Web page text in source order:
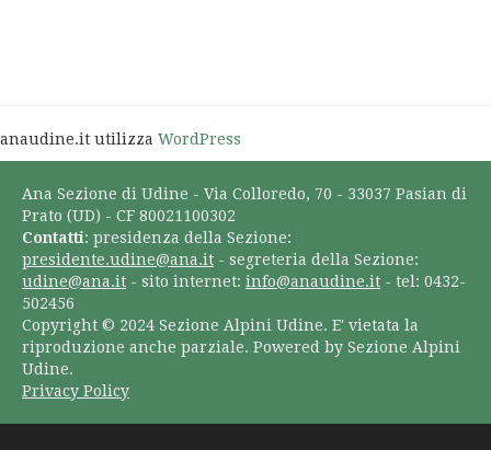
anaudine.it utilizza WordPress
Ana Sezione di Udine - Via Colloredo, 70 - 33037 Pasian di
Prato (UD) - CF 80021100302
Contatti: presidenza della Sezione:
presidente.udine@ana.it - segreteria della Sezione:
udine@ana.it - sito internet: info@anaudine.it - tel: 0432-
502456
Copyright © 2024 Sezione Alpini Udine. E' vietata la
riproduzione anche parziale. Powered by Sezione Alpini
Udine.
Privacy Policy